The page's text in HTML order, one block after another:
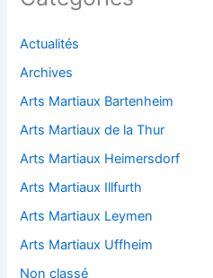
Actualités
Archives
Arts Martiaux Bartenheim
Arts Martiaux de la Thur
Arts Martiaux Heimersdorf
Arts Martiaux Illfurth
Arts Martiaux Leymen
Arts Martiaux Uffheim
Non classé